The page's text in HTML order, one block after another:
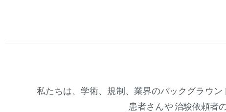
私たちは、学術、規制、業界のバックグラウ
患者さんや 治験依頼者